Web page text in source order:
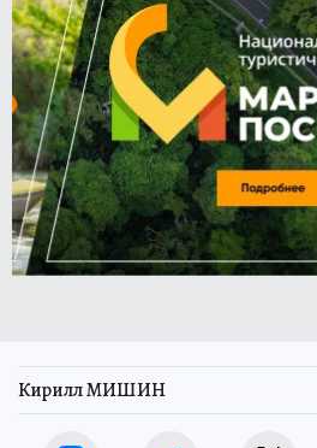
Кирилл МИШИН